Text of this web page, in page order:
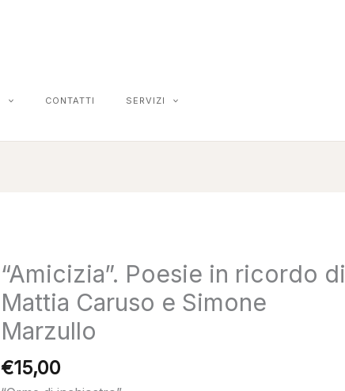
CONTATTI SERVIZI
“Amicizia”. Poesie in ricordo di
Mattia Caruso e Simone
Marzullo
€15,00
"Amicizia".
Poesie
in
ricordo
Mattia